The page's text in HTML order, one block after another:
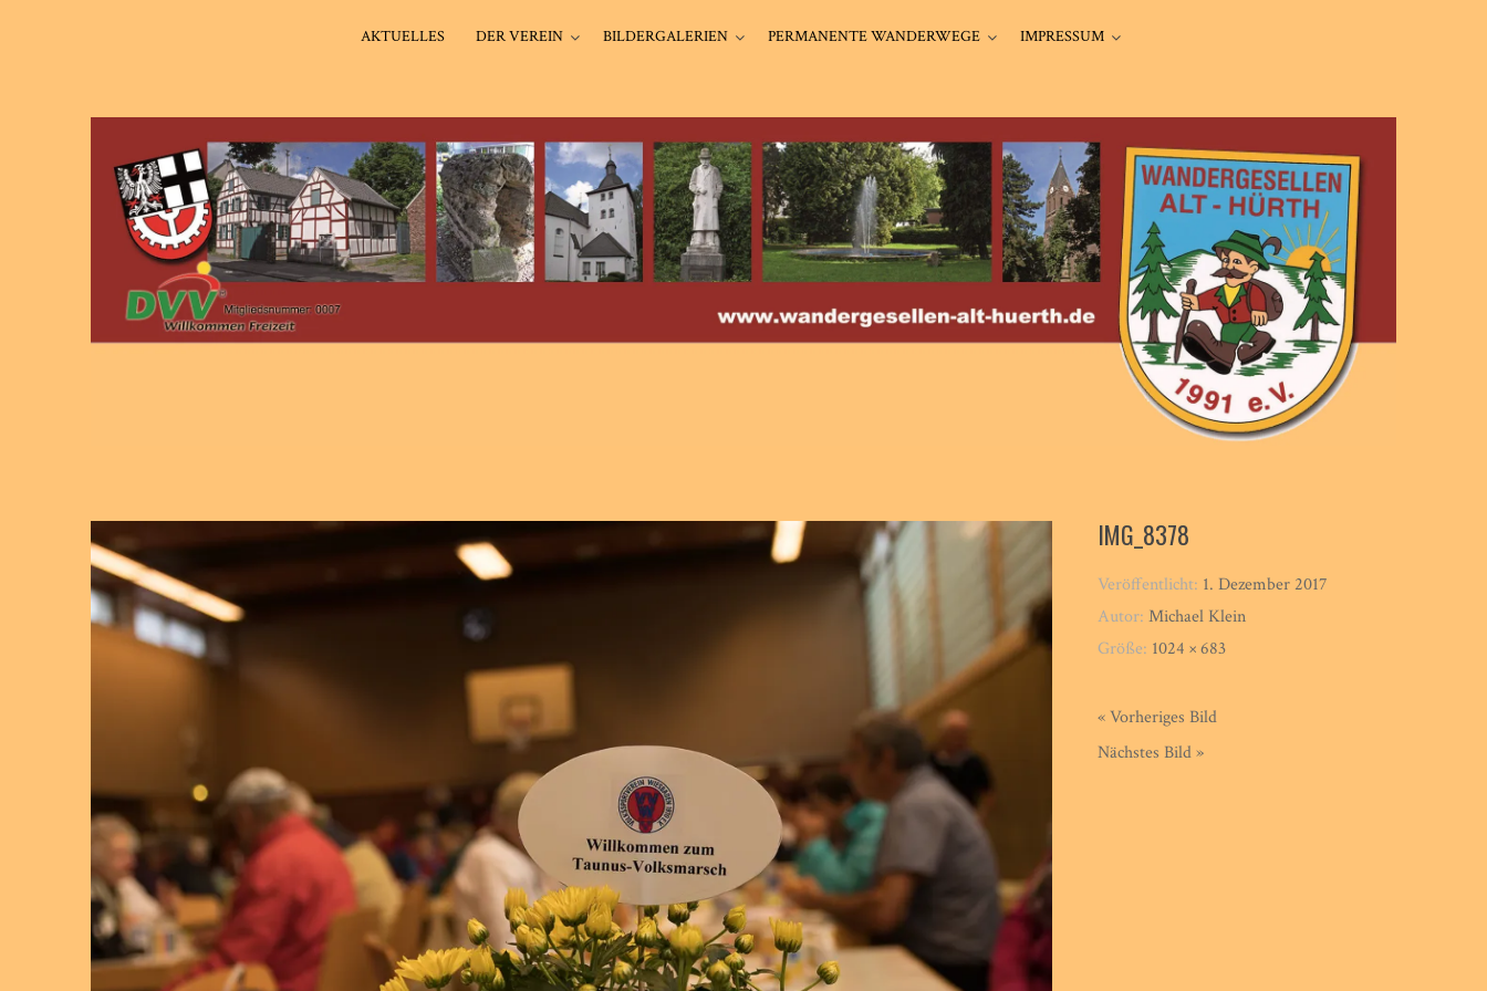
AKTUELLES DER VEREIN BILDERGALERIEN PERMANENTE WANDERWEGE IMPRESSUM
IMG_8378
Veröffentlicht: 1. Dezember 2017
Autor:Michael Klein
Größe: 1024 × 683
« Vorheriges Bild
Nächstes Bild »